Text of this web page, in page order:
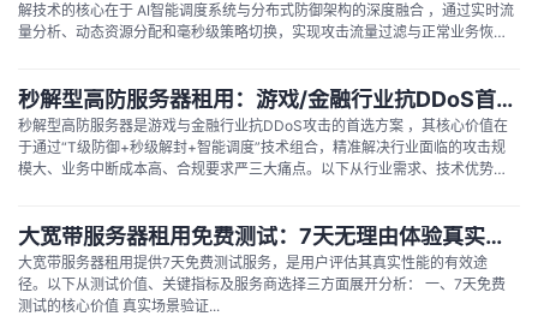
解技术的核心在于 AI智能调度系统与分布式防御架构的深度融合 ，通过实时流
量分析、动态资源分配和毫秒级策略切换，实现攻击流量过滤与正常业务恢复
秒解型高防服务器租用：游戏/金融行业抗DDoS首选方案
秒解型高防服务器是游戏与金融行业抗DDoS攻击的首选方案 ，其核心价值在
于通过“T级防御+秒级解封+智能调度”技术组合，精准解决行业面临的攻击规
模大、业务中断成本高、合规要求严三大痛点。以下从行业需求、技术优势、
大宽带服务器租用免费测试：7天无理由体验真实性能
大宽带服务器租用提供7天免费测试服务，是用户评估其真实性能的有效途
径。以下从测试价值、关键指标及服务商选择三方面展开分析： 一、7天免费
测试的核心价值 真实场景验证...